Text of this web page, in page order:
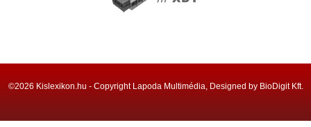
©2026 Kislexikon.hu - Copyright Lapoda Multimédia, Designed by BioDigit Kft.